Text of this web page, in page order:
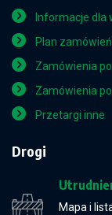
Informacje dla
Plan
Zamówienia
Zamówienia
Przetargi inne
Drogi
Mapa i